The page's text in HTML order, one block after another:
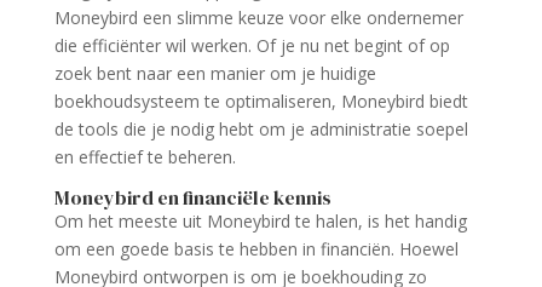
Moneybird een slimme keuze voor elke ondernemer
die efficiënter wil werken. Of je nu net begint of op
zoek bent naar een manier om je huidige
boekhoudsysteem te optimaliseren, Moneybird biedt
de tools die je nodig hebt om je administratie soepel
en effectief te beheren.
Moneybird en financiële kennis
Om het meeste uit Moneybird te halen, is het handig
om een goede basis te hebben in financiën. Hoewel
Moneybird ontworpen is om je boekhouding zo